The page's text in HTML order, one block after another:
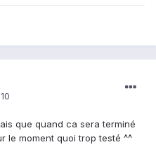
que quand ca sera terminé
le moment quoi trop testé ^^